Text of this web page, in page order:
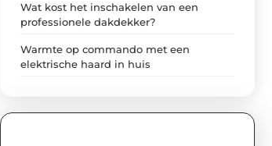
Wat kost het inschakelen van een
professionele dakdekker?
Warmte op commando met een
elektrische haard in huis